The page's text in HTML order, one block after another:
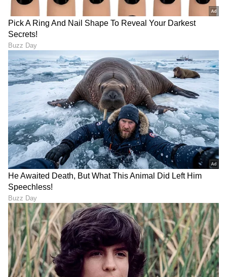
DOWNLOAD APP
RECOMMENDED STORIES
Karna Serial ಹ್ಯಾಂಡ್ಸಮ್​
ವಿಲನ್​ ಸಂಜಯ್​ ಹುಟ್ಟುಹಬ್ಬ:
ನಾಟಕ ಮಾಡಲು ಹೋಗಿ ತುಟಿ,
ರೆಪ್ಪೆ ಸುಟ್ಕೊಂಡ ಕಥೆ ಕೇಳಿ
ಲಕ್ಷ ಕಾರು ತಗೊಳ್ಳುವಷ್ಟು
ದುಡಿಯುತ್ತಿರುವ ಕನ್ನಡ
ಯೂಟ್ಯೂಬರ್ ತಾರೇಶ್-ಸ್ವಾತಿ